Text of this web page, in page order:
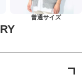
普通サイズ